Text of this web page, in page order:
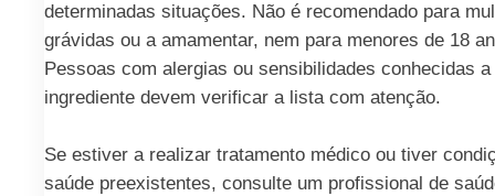
determinadas situações. Não é recomendado para
grávidas ou a amamentar, nem para menores de 18
Pessoas com alergias ou sensibilidades conhecidas a
ingrediente devem verificar a lista com atenção.
Se estiver a realizar tratamento médico ou tiver
saúde preexistentes, consulte um profissional de